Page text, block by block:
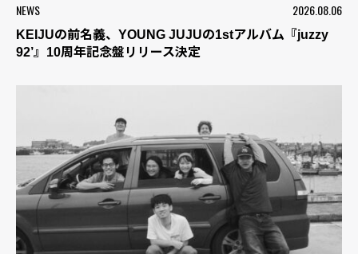
NEWS 2026.08.06
KEIJUの前名義、YOUNG JUJUの1stアルバム『juzzy
92’』10周年記念盤リリース決定